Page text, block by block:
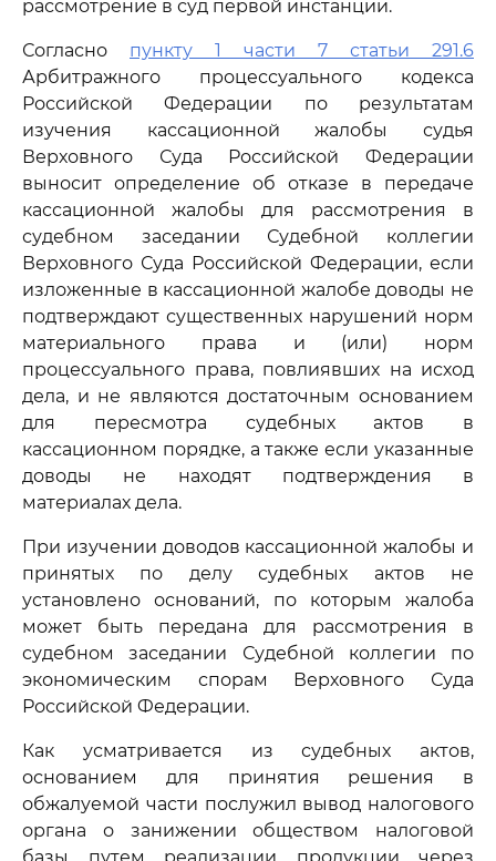
рассмотрение в суд первой инстанции.
Согласно пункту 1 части 7 статьи 291.6
Арбитражного процессуального кодекса
Российской Федерации по результатам
изучения кассационной жалобы судья
Верховного Суда Российской Федерации
выносит определение об отказе в передаче
кассационной жалобы для рассмотрения в
судебном заседании Судебной коллегии
Верховного Суда Российской Федерации, если
изложенные в кассационной жалобе доводы не
подтверждают существенных нарушений норм
материального права и (или) норм
процессуального права, повлиявших на исход
дела, и не являются достаточным основанием
для пересмотра судебных актов в
кассационном порядке, а также если указанные
доводы не находят подтверждения в
материалах дела.
При изучении доводов кассационной жалобы и
принятых по делу судебных актов не
установлено оснований, по которым жалоба
может быть передана для рассмотрения в
судебном заседании Судебной коллегии по
экономическим спорам Верховного Суда
Российской Федерации.
Как усматривается из судебных актов,
основанием для принятия решения в
обжалуемой части послужил вывод налогового
органа о занижении обществом налоговой